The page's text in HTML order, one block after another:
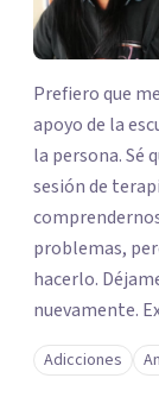
Prefiero que
apoyo de la
la persona. Sé
sesión de
problemas,
hacerlo. Déjame acompañarte a encontrarlo
nuevamente.
emociones;
responder a
Adicciones